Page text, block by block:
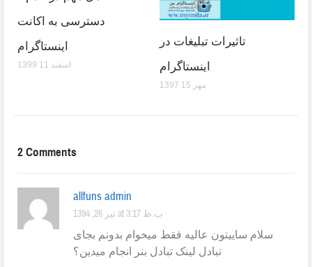
دسترسی به اکانت
اینستاگرام
1399 اسفند 11
تاثیرات تبلیغات در
اینستاگرام
1397 مهر 15
2 Comments
allfuns admin
تیر 26, 1394 at 3:17 ب.ظ
سلام ساییتون عالیه فقط میخوام بدونم بجای
تبادل لینک تبادل بنر انجام میدین؟